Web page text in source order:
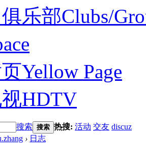
乐部Clubs/
Yellow Page
HDTV
搜索 搜索 热搜: 活动 交友 discuz
› 日志